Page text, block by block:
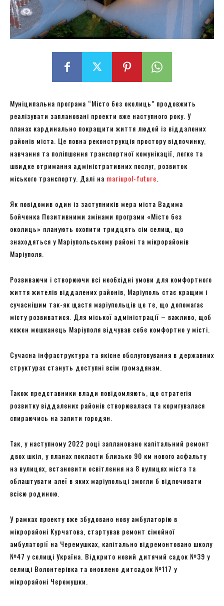
Муніципальна програма “Місто без околиць” продовжить
реалізувати заплановані проекти вже наступного року. У
планах кардинально покращити життя людей із віддалених
районів міста. Це повна реконструкція простору відпочинку,
навчання та поліпшення транспортної комунікації, легке та
швидке отримання адміністративних послуг, розвиток
міського транспорту. Далі на mariupol-future
Як повідомив один із заступників мера міста Вадима
Бойченка Позитивними змінами програми «Місто без
околиць» планують охопити тридцять сім селищ, що
знаходяться у Маріупольському районі та мікрорайонів
Маріуполя.
Розвиваючи і створюючи всі необхідні умови для комфортного
життя жителів віддалених районів, Маріуполь стає кращим і
сучаснішим так-як щастя маріупольців це те, що допомагає
місту розвиватися. Для міської адміністрації – важливо, щоб
кожен мешканець Маріуполя відчував себе комфортно у місті.
Сучасна інфраструктура та якісне обслуговування в державних
структурах стануть доступні всім громадянам.
Також представники влади повідомляють, що стратегія
розвитку віддалених районів створювалася та коригувалася
спираючись на запити городян.
Так, у наступному 2022 році заплановано капітальний ремонт
двох шкіл, у планах покласти близько 90 км нового асфальту
на вулицях, встановити освітлення на 8 вулицях міста та
облаштувати алеї в яких маріупольці змогли б відпочивати
всією родиною.
У рамках проекту вже збудовано нову амбулаторію в
мікрорайоні Курчатова, стартував ремонт сімейної
амбулаторії на Черемушках, капітально відремонтовано школу
№47 у селищі Україна. Відкрито новий дитячий садок №39 у
селищі Волонтерівка та оновлено дитсадок №117 у
мікрорайоні Черемушки.